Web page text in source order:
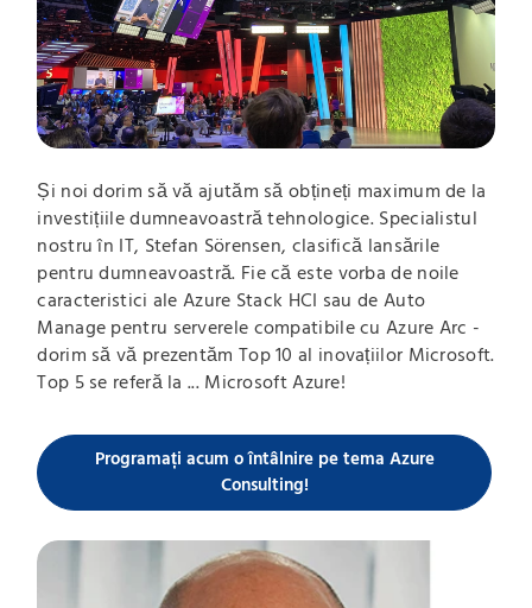
Și noi dorim să vă ajutăm să obțineți maximum de la
investițiile dumneavoastră tehnologice. Specialistul
nostru în IT, Stefan Sörensen, clasifică lansările
pentru dumneavoastră. Fie că este vorba de noile
caracteristici ale Azure Stack HCI sau de Auto
Manage pentru serverele compatibile cu Azure Arc -
dorim să vă prezentăm Top 10 al inovațiilor Microsoft.
Top 5 se referă la ... Microsoft Azure!
Programați acum o întâlnire pe tema Azure
Consulting!